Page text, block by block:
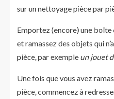
sur un nettoyage pièce par
Emportez (encore) une boîte
et ramassez des objets qui
pièce, par exemple un jouet
Une fois que vous avez
pièce, commencez à